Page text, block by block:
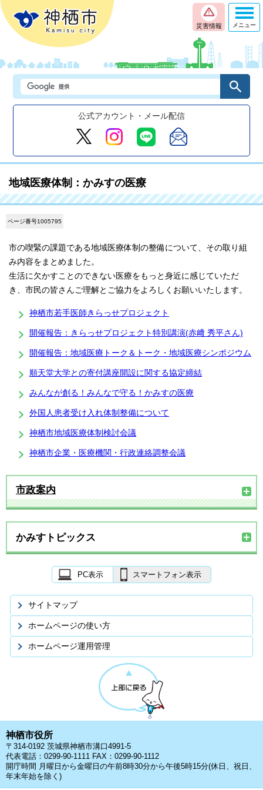
災害情報
公式アカウント・メール配信
メニュー
地域医療体制：かみすの医療
ページ番号1005795
市の喫緊の課題である地域医療体制の整備について、その取り組
み内容をまとめました。
生活に欠かすことのできない医療をもっと身近に感じていただ
き、市民の皆さんご理解とご協力をよろしくお願いいたします。
神栖市若手医師きらっせプロジェクト
開催報告：きらっせプロジェクト特別講演(赤﨑 秀平さん)
開催報告：地域医療トーク＆トーク・地域医療シンポジウム
順天堂大学との寄付講座開設に関する協定締結
みんなが創る！みんなで守る！かみすの医療
外国人患者受け入れ体制整備について
神栖市地域医療体制検討会議
神栖市企業・医療機関・行政連絡調整会議
市政案内
かみすトピックス
PC表示 スマートフォン表示
サイトマップ
ホームページの使い方
ホームページ運用管理
神栖市役所
〒314-0192 茨城県神栖市溝口4991-5
代表電話：0299-90-1111 FAX：0299-90-1112
開庁時間 月曜日から金曜日の午前8時30分から午後5時15分(休日、祝日、
年末年始を除く)